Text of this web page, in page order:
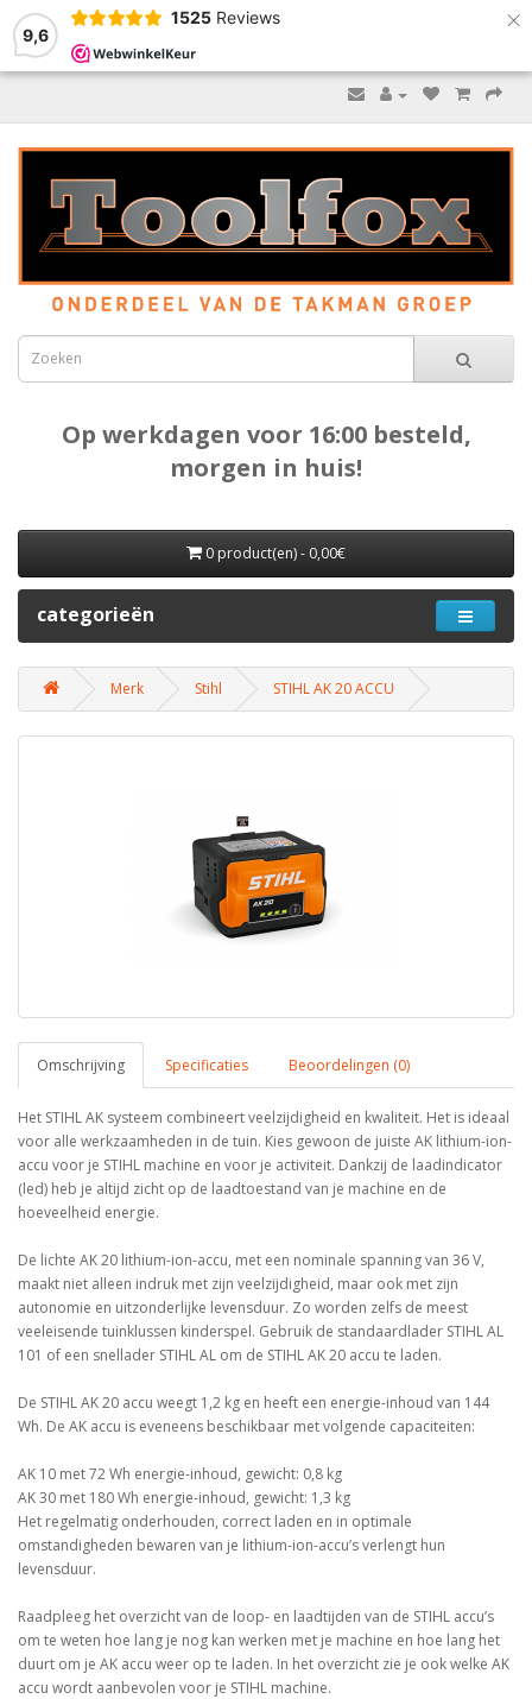
9,6
1525 Reviews ×
Op werkdagen voor 16:00 besteld,
morgen in huis!
0 product(en) - 0,00€
categorieën
Merk Stihl STIHL AK 20 ACCU
Omschrijving Specificaties Beoordelingen (0)
Het STIHL AK systeem combineert veelzijdigheid en kwaliteit. Het is ideaal
voor alle werkzaamheden in de tuin. Kies gewoon de juiste AK lithium-ion-
accu voor je STIHL machine en voor je activiteit. Dankzij de laadindicator
(led) heb je altijd zicht op de laadtoestand van je machine en de
hoeveelheid energie.
De lichte AK 20 lithium-ion-accu, met een nominale spanning van 36 V,
maakt niet alleen indruk met zijn veelzijdigheid, maar ook met zijn
autonomie en uitzonderlijke levensduur. Zo worden zelfs de meest
veeleisende tuinklussen kinderspel. Gebruik de standaardlader STIHL AL
101 of een snellader STIHL AL om de STIHL AK 20 accu te laden.
De STIHL AK 20 accu weegt 1,2 kg en heeft een energie-inhoud van 144
Wh. De AK accu is eveneens beschikbaar met volgende capaciteiten:
AK 10 met 72 Wh energie-inhoud, gewicht: 0,8 kg
AK 30 met 180 Wh energie-inhoud, gewicht: 1,3 kg
Het regelmatig onderhouden, correct laden en in optimale
omstandigheden bewaren van je lithium-ion-accu’s verlengt hun
levensduur.
Raadpleeg het overzicht van de loop- en laadtijden van de STIHL accu’s
om te weten hoe lang je nog kan werken met je machine en hoe lang het
duurt om je AK accu weer op te laden. In het overzicht zie je ook welke AK
accu wordt aanbevolen voor je STIHL machine.